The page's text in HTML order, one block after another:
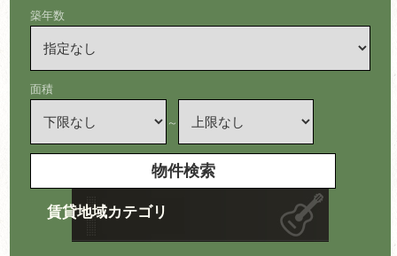
築年数
面積
～
賃貸地域カテゴリ